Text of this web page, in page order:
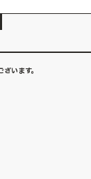
います。